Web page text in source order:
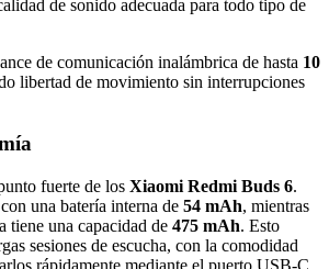
de sonido adecuada para todo tipo de
de comunicación inalámbrica de hasta 10
libertad de movimiento sin interrupciones
fuerte de los Xiaomi Redmi Buds 6.
una batería interna de 54 mAh, mientras
tiene una capacidad de 475 mAh. Esto
sesiones de escucha, con la comodidad
rápidamente mediante el puerto USB-C